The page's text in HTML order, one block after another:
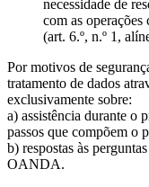
necessidade de
com as
(art. 6.º, n.º 1,
Por motivos de
tratamento de dados
exclusivamente sobre:
a) assistência durante o
passos que compõem o
b) respostas às
OANDA.